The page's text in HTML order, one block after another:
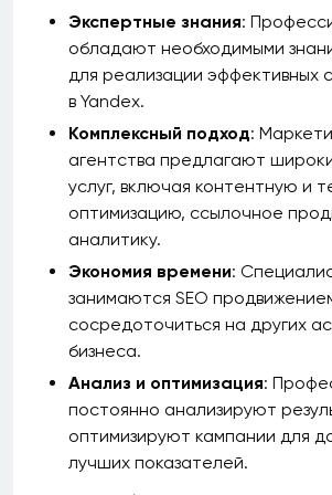
Экспертные знания:
обладают необходимыми
для реализации эффективных
в Yandex.
Комплексный подход:
агентства предлагают
услуг, включая контентную и
оптимизацию, ссылочное
аналитику.
Экономия времени:
занимаются SEO
сосредоточиться на других
бизнеса.
Анализ и оптимизация:
постоянно анализируют
оптимизируют кампании для
лучших показателей.